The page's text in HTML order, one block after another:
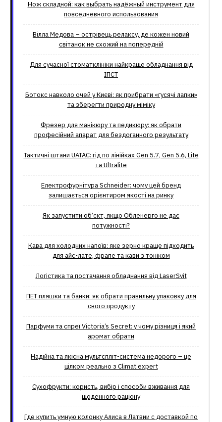
Нож складной: как выбрать надёжный инструмент для
повседневного использования
Вілла Медова – острівець релаксу, де кожен новий
світанок не схожий на попередній
Для сучасної стоматклініки найкраще обладнання від
ІПСТ
Ботокс навколо очей у Києві: як прибрати «гусячі лапки»
та зберегти природну міміку
Фрезер для манікюру та педикюру: як обрати
професійний апарат для бездоганного результату
Тактичні штани UATAC: гід по лінійках Gen 5.7, Gen 5.6, Lite
та Ultralite
Електрофурнітура Schneider: чому цей бренд
залишається орієнтиром якості на ринку
Як запустити об’єкт, якщо Обленерго не дає
потужності?
Кава для холодних напоїв: яке зерно краще підходить
для айс-лате, фрапе та кави з тоніком
Логістика та постачання обладнання від LaserSvit
ПЕТ пляшки та банки: як обрати правильну упаковку для
свого продукту
Парфуми та спреї Victoria’s Secret: у чому різниця і який
аромат обрати
Надійна та якісна мультспліт-система недорого – це
цілком реально з Climat.еxpert
Сухофрукти: користь, вибір і способи вживання для
щоденного раціону
Где купить умную колонку Алиса в Латвии с доставкой по